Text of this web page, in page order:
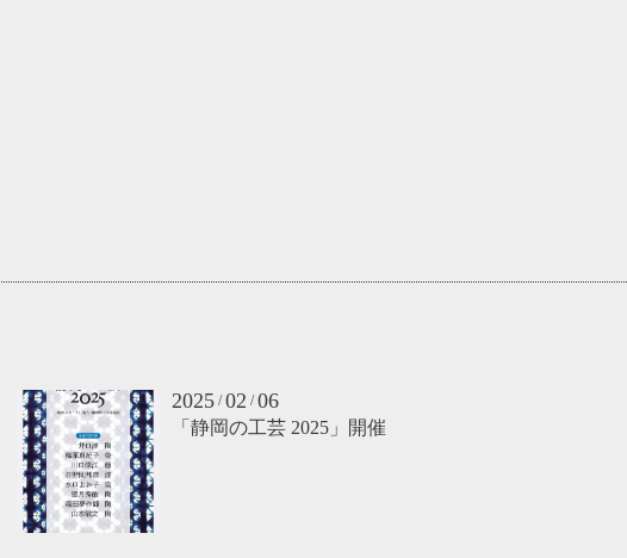
2025/02 /06
「静岡の工芸 2025」開催